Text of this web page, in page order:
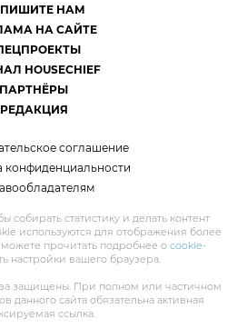
НАМ
НА САЙТЕ
HOUSECHIEF
ПАРТНЁРЫ
РЕДАКЦИЯ
соглашение
конфиденциальности
собирать статистику и делать контент
используются для отображения более
прочитать подробнее о cookie-
настройки вашего браузера.
защищены. При полном или частичном
данного сайта обязательна активная
ссылка.